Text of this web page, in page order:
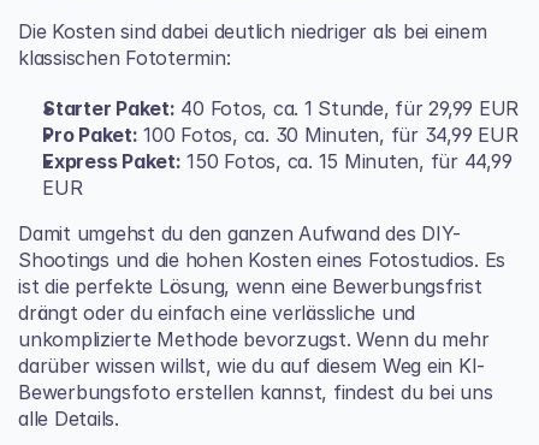
Die Kosten sind dabei deutlich niedriger als bei einem
klassischen Fototermin:
Starter Paket: 40 Fotos, ca. 1 Stunde, für 29,99 EUR
Pro Paket: 100 Fotos, ca. 30 Minuten, für 34,99 EUR
Express Paket: 150 Fotos, ca. 15 Minuten, für 44,99
EUR
Damit umgehst du den ganzen Aufwand des DIY-
Shootings und die hohen Kosten eines Fotostudios. Es
ist die perfekte Lösung, wenn eine Bewerbungsfrist
drängt oder du einfach eine verlässliche und
unkomplizierte Methode bevorzugst. Wenn du mehr
darüber wissen willst, wie du auf diesem Weg ein KI-
Bewerbungsfoto erstellen kannst, findest du bei uns
alle Details.